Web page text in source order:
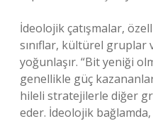
İdeolojik çatışmalar,
sınıflar, kültürel gruplar
yoğunlaşır. “Bit yeniği
genellikle güç
hileli stratejilerle diğer
eder. İdeolojik